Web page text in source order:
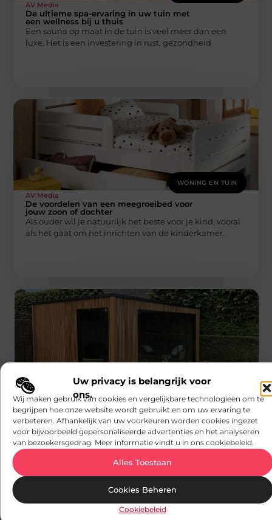
Uw privacy is belangrijk voor
ons.
Wij maken gebruik van cookies en vergelijkbare technologieën om te
begrijpen hoe onze website wordt gebruikt en om uw ervaring te
verbeteren. Afhankelijk van uw voorkeuren worden cookies ingezet
voor bijvoorbeeld gepersonaliseerde advertenties en het analyseren
van bezoekersgedrag. Meer informatie vindt u in ons cookiebeleid.
Alles Toestaan
Cookies Beheren
Cookiebeleid
AV Media
De ultieme spa-ervaring in uw tuin met
een wellness bij u thuis
Een sauna op maat in de tuin is veel meer dan een
luxe. Het is een investering in rust, gezondheid
WONING EN TUIN
AV Media
De voordelen van een meegroeibed voor
jouw zoon of dochter
Als ouder wil je natuurlijk het beste voor je kind, vooral
als het gaat om het inrichten van de kinderkamer.
AV Media
De toegevoegde waarde van een houten
blokhut plaatsen in uw tuin
Een houten blokhut plaatsen biedt veel meer dan
alleen extra opslagruimte. Het kan een waardevolle
toevoeging zijn aan uw tuin